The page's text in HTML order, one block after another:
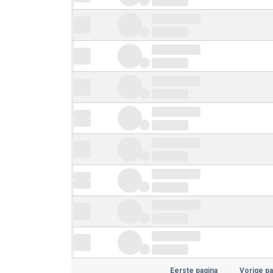
Eerste pagina Vorige